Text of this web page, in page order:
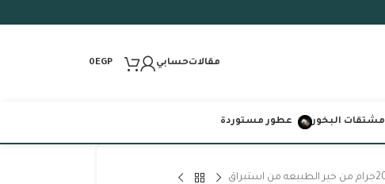
مقالاتحسابي 0EGP
مشتقات البخور عطور مستوردة